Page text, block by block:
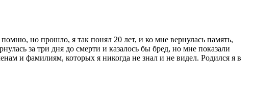
но прошло, я так понял 20 лет, и ко мне вернулась память,
за три дня до смерти и казалось бы бред, но мне показали
и фамилиям, которых я никогда не знал и не видел. Родился я в